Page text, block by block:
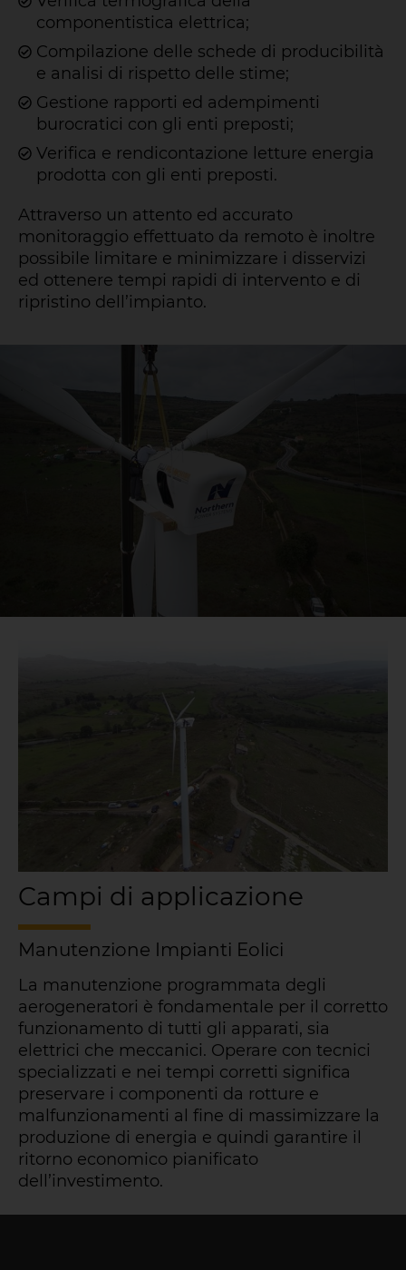
componentistica elettrica;
Compilazione delle schede di producibilità
e analisi di rispetto delle stime;
Gestione rapporti ed adempimenti
burocratici con gli enti preposti;
Verifica e rendicontazione letture energia
prodotta con gli enti preposti.
Attraverso un attento ed accurato
monitoraggio effettuato da remoto è inoltre
possibile limitare e minimizzare i disservizi
ed ottenere tempi rapidi di intervento e di
ripristino dell’impianto.
Campi di applicazione
Manutenzione Impianti Eolici
La manutenzione programmata degli
aerogeneratori è fondamentale per il corretto
funzionamento di tutti gli apparati, sia
elettrici che meccanici. Operare con tecnici
specializzati e nei tempi corretti significa
preservare i componenti da rotture e
malfunzionamenti al fine di massimizzare la
produzione di energia e quindi garantire il
ritorno economico pianificato
dell’investimento.